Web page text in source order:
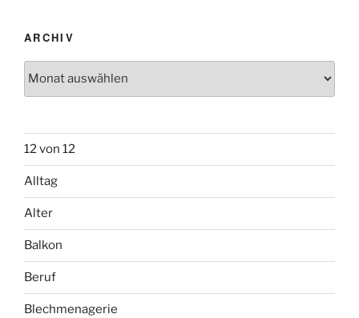
ARCHIV
Archiv
12 von 12
Alltag
Alter
Balkon
Beruf
Blechmenagerie